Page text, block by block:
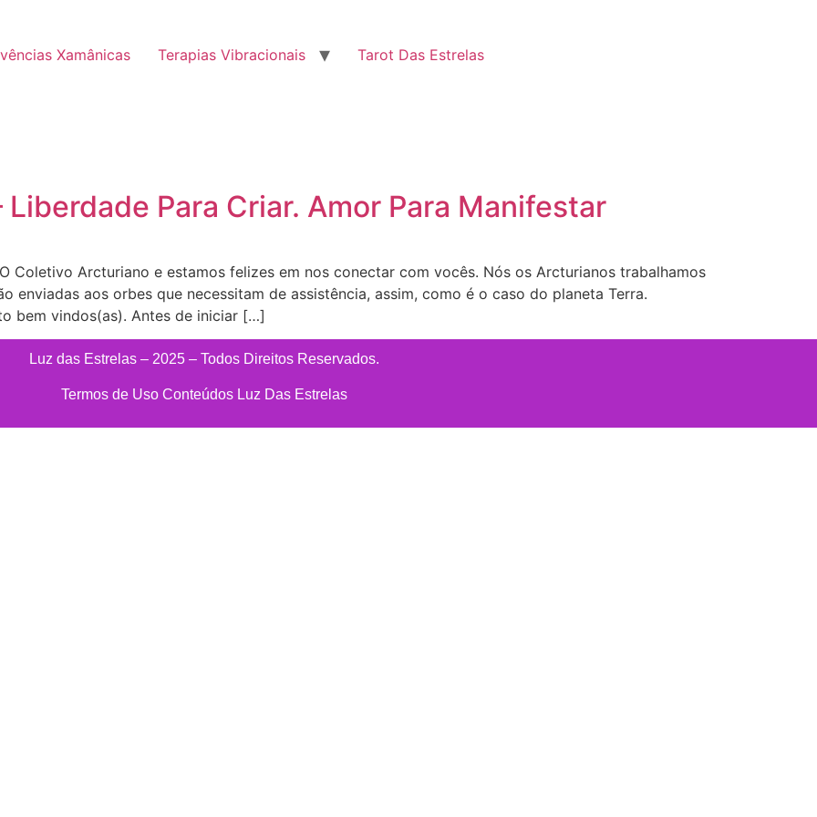
Xamânicas Terapias Vibracionais Tarot Das Estrelas
Para Criar. Amor Para Manifestar
Coletivo Arcturiano e estamos felizes em nos conectar com vocês. Nós os Arcturianos trabalhamos
enviadas aos orbes que necessitam de assistência, assim, como é o caso do planeta Terra.
bem vindos(as). Antes de iniciar […]
Luz das Estrelas – 2025 – Todos Direitos Reservados.
Termos de Uso Conteúdos Luz Das Estrelas